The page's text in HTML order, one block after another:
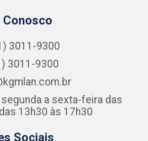
Conosco
3011-9300
3011-9300
a sexta-feira das
13h30 às 17h30
Sociais